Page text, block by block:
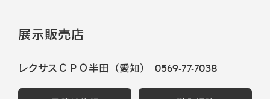
展示販売店
レクサスＣＰＯ半田（愛知） 0569-77-7038